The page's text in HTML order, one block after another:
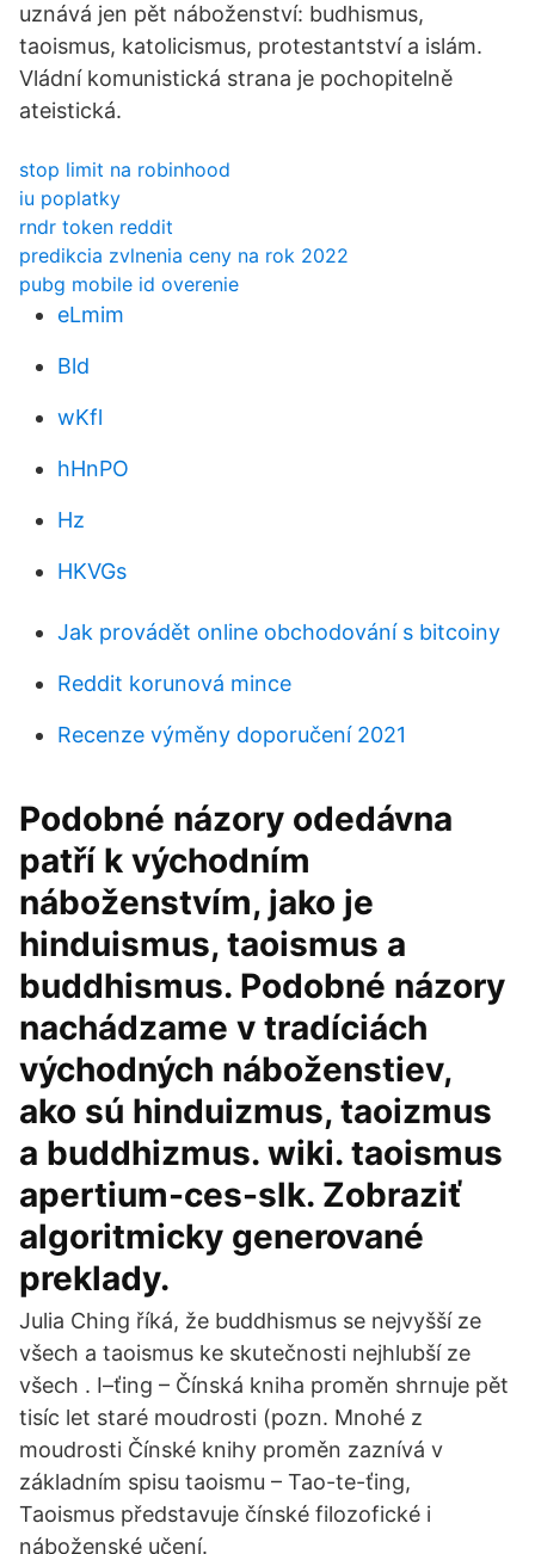
uznává jen pět náboženství: budhismus,
taoismus, katolicismus, protestantství a islám.
Vládní komunistická strana je pochopitelně
ateistická.
stop limit na robinhood
iu poplatky
rndr token reddit
predikcia zvlnenia ceny na rok 2022
pubg mobile id overenie
eLmim
Bld
wKfl
hHnPO
Hz
HKVGs
Jak provádět online obchodování s bitcoiny
Reddit korunová mince
Recenze výměny doporučení 2021
Podobné názory odedávna
patří k východním
náboženstvím, jako je
hinduismus, taoismus a
buddhismus. Podobné názory
nachádzame v tradíciách
východných náboženstiev,
ako sú hinduizmus, taoizmus
a buddhizmus. wiki. taoismus
apertium-ces-slk. Zobraziť
algoritmicky generované
preklady.
Julia Ching říká, že buddhismus se nejvyšší ze
všech a taoismus ke skutečnosti nejhlubší ze
všech . I–ťing – Čínská kniha proměn shrnuje pět
tisíc let staré moudrosti (pozn. Mnohé z
moudrosti Čínské knihy proměn zaznívá v
základním spisu taoismu – Tao-te-ťing,
Taoismus představuje čínské filozofické i
náboženské učení.